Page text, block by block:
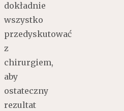
dokładnie
wszystko
przedyskutować
z
chirurgiem,
aby
ostateczny
rezultat